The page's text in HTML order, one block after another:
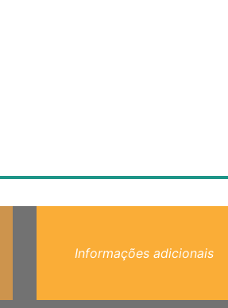
Informações adicionais